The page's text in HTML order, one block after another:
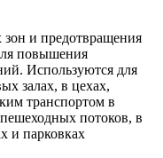
и предотвращения
повышения
Используются для
залах, в цехах,
транспортом в
потоков, в
и парковках